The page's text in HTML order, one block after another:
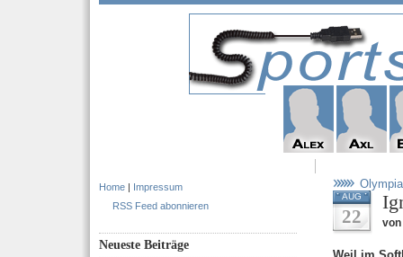
Home | Impressum
RSS Feed abonnieren
Neueste Beiträge
Olympia
AUG
22